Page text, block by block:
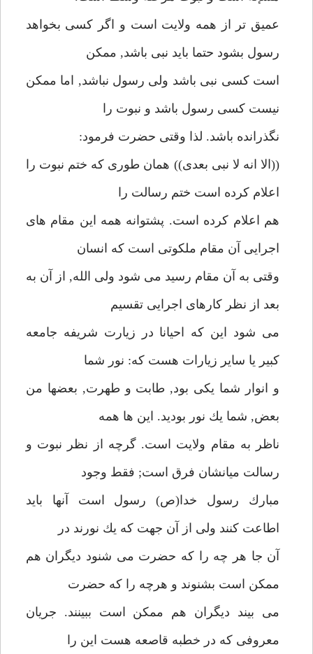
عميق تر از همه ولايت است و اگر كسى بخواهد
رسول بشود حتما بايد نبى باشد, ممكن
است كسى نبى باشد ولى رسول نباشد, اما ممكن
نيست كسى رسول باشد و نبوت را
نگذرانده باشد. لذا وقتى حضرت فرمود:
((الا انه لا نبى بعدى)) همان طورى كه ختم نبوت را
اعلام كرده است ختم رسالت را
هم اعلام كرده است. پشتوانه همه اين مقام هاى
اجرايى آن مقام ملكوتى است كه انسان
وقتى به آن مقام رسيد مى شود ولى الله, از آن به
بعد از نظر كارهاى اجرايى تقسيم
مى شود اين كه احيانا در زيارت شريفه جامعه
كبير يا ساير زيارات هست كه: نور شما
و انوار شما يكى بود, طابت و طهرت, بعضها من
بعض, شما يك نور بوديد. اين ها همه
ناظر به مقام ولايت است. گرچه از نظر نبوت و
رسالت ميانشان فرق است; فقط وجود
مبارك رسول خدا(ص) رسول است آنها بايد
اطاعت كنند ولى از آن جهت كه يك نورند در
آن جا هر چه را كه حضرت مى شنود ديگران هم
ممكن است بشنوند و هرچه را كه حضرت
مى بيند ديگران هم ممكن است ببينند. جريان
معروفى كه در خطبه قاصعه هست اين را